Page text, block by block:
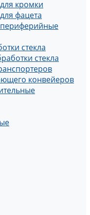
кромки
фацета
стекла
стекла
конвейеров